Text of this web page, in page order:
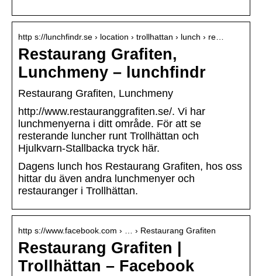
http s://lunchfindr.se › location › trollhattan › lunch › re…
Restaurang Grafiten,
Lunchmeny – lunchfindr
Restaurang Grafiten, Lunchmeny
http://www.restauranggrafiten.se/. Vi har
lunchmenyerna i ditt område. För att se
resterande luncher runt Trollhättan och
Hjulkvarn-Stallbacka tryck här.
Dagens lunch hos Restaurang Grafiten, hos oss
hittar du även andra lunchmenyer och
restauranger i Trollhättan.
http s://www.facebook.com › … › Restaurang Grafiten
Restaurang Grafiten |
Trollhättan – Facebook